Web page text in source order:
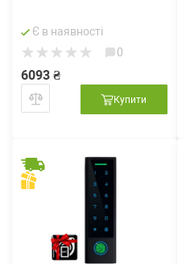
Є в наявності
0
6093 ₴
Купити